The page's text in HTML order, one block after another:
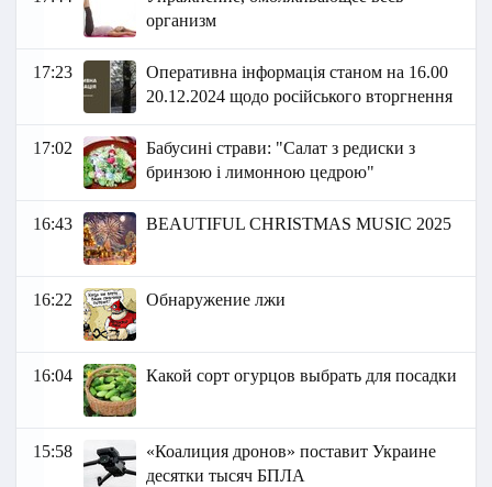
организм
17:23
Оперативна інформація станом на 16.00
20.12.2024 щодо російського вторгнення
17:02
Бабусині страви: "Салат з редиски з
бринзою і лимонною цедрою"
16:43 BEAUTIFUL CHRISTMAS MUSIC 2025
16:22 Обнаружение лжи
16:04 Какой сорт огурцов выбрать для посадки
15:58
«Коалиция дронов» поставит Украине
десятки тысяч БПЛА